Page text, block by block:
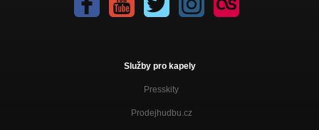
Služby pro kapely
Presskity
Prodejhudbu.cz